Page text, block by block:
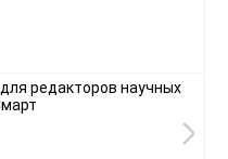
редакторов научных